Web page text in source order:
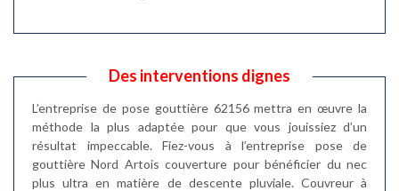
Des interventions dignes
L’entreprise de pose gouttière 62156 mettra en œuvre la
méthode la plus adaptée pour que vous jouissiez d’un
résultat impeccable. Fiez-vous à l’entreprise pose de
gouttière Nord Artois couverture pour bénéficier du nec
plus ultra en matière de descente pluviale. Couvreur à